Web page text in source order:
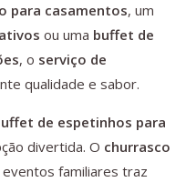
para casamentos, um
ou uma buffet de
, o serviço de
qualidade e sabor.
de espetinhos para
divertida. O churrasco
eventos familiares traz